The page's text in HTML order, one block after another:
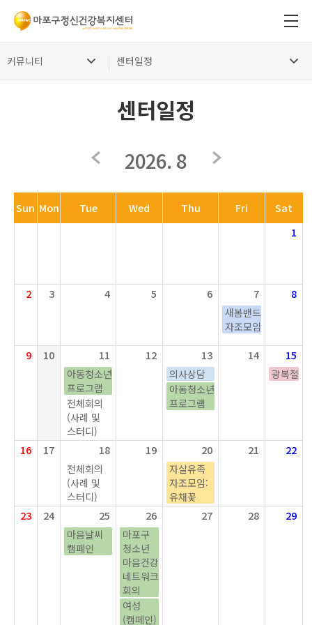
커뮤니티 센터일정
센터일정
2026. 8
Sun Mon Tue Wed Thu Fri
Sat
1
2 3 4 5 6 7
새봄밴드
자조모임
8
9 10 11
아동청소년
프로그램
전체회의
(사례 및
스터디)
12 13
의사상담
아동청소년
프로그램
14 15
광복절
16 17 18
전체회의
(사례 및
스터디)
19 20
자살유족
자조모임:
유채꽃
21 22
23 24 25
마음날씨
캠페인
26
마포구
청소년
마음건강
네트워크
회의
여성
(캠페인)
27 28 29